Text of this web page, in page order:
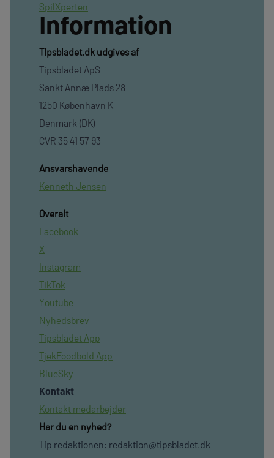
SpilXperten
Information
TIpsbladet.dk udgives af
Tipsbladet ApS
Sankt Annæ Plads 28
1250 København K
Denmark (DK)
CVR 35 41 57 93
Ansvarshavende
Kenneth Jensen
Overalt
Facebook
X
Instagram
TikTok
Youtube
Nyhedsbrev
Tipsbladet App
TjekFoodbold App
BlueSky
Kontakt
Kontakt medarbejder
Har du en nyhed?
Tip redaktionen: redaktion@tipsbladet.dk